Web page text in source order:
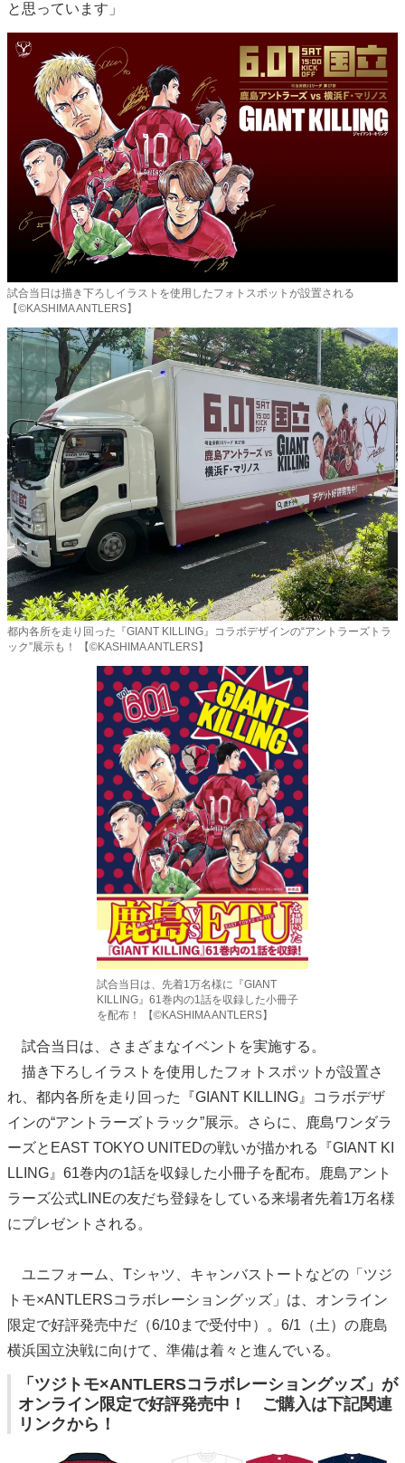
と思っています」
試合当日は描き下ろしイラストを使用したフォトスポットが設置される
【©KASHIMA ANTLERS】
都内各所を走り回った『GIANT KILLING』コラボデザインの“アントラーズトラ
ック”展示も！ 【©KASHIMA ANTLERS】
試合当日は、先着1万名様に『GIANT
KILLING』61巻内の1話を収録した小冊子
を配布！ 【©KASHIMA ANTLERS】
試合当日は、さまざまなイベントを実施する。
描き下ろしイラストを使用したフォトスポットが設置さ
れ、都内各所を走り回った『GIANT KILLING』コラボデザ
インの“アントラーズトラック”展示。さらに、鹿島ワンダラ
ーズとEAST TOKYO UNITEDの戦いが描かれる『GIANT KI
LLING』61巻内の1話を収録した小冊子を配布。鹿島アント
ラーズ公式LINEの友だち登録をしている来場者先着1万名様
にプレゼントされる。
ユニフォーム、Tシャツ、キャンバストートなどの「ツジ
トモ×ANTLERSコラボレーショングッズ」は、オンライン
限定で好評発売中だ（6/10まで受付中）。6/1（土）の鹿島
横浜国立決戦に向けて、準備は着々と進んでいる。
「ツジトモ×ANTLERSコラボレーショングッズ」が
オンライン限定で好評発売中！ ご購入は下記関連
リンクから！